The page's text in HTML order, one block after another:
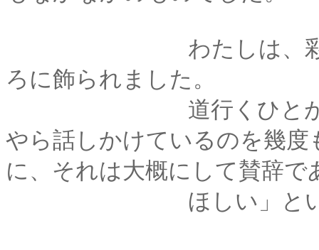
わたしは、彩月堂の
ろに飾られました。
道行くひとがわたし
やら話しかけているのを幾
に、それは大概にして賛辞で
ほしい」という方